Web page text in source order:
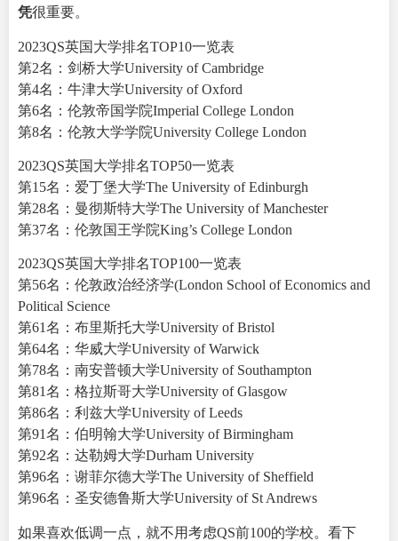
凭很重要。
2023QS英国大学排名TOP10一览表
第2名：剑桥大学University of Cambridge
第4名：牛津大学University of Oxford
第6名：伦敦帝国学院Imperial College London
第8名：伦敦大学学院University College London
2023QS英国大学排名TOP50一览表
第15名：爱丁堡大学The University of Edinburgh
第28名：曼彻斯特大学The University of Manchester
第37名：伦敦国王学院King’s College London
2023QS英国大学排名TOP100一览表
第56名：伦敦政治经济学(London School of Economics and
Political Science
第61名：布里斯托大学University of Bristol
第64名：华威大学University of Warwick
第78名：南安普顿大学University of Southampton
第81名：格拉斯哥大学University of Glasgow
第86名：利兹大学University of Leeds
第91名：伯明翰大学University of Birmingham
第92名：达勒姆大学Durham University
第96名：谢菲尔德大学The University of Sheffield
第96名：圣安德鲁斯大学University of St Andrews
如果喜欢低调一点，就不用考虑QS前100的学校。看下